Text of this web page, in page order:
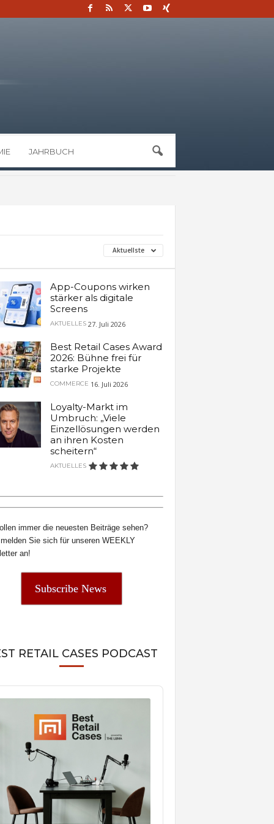
JAHRBUCH
Aktuellste
App-Coupons wirken
stärker als digitale
Screens
AKTUELLES 27. Juli 2026
Best Retail Cases Award
2026: Bühne frei für
starke Projekte
COMMERCE 16. Juli 2026
Loyalty-Markt im
Umbruch: „Viele
Einzellösungen werden
an ihren Kosten
scheitern“
AKTUELLES
immer die neuesten Beiträge sehen?
melden Sie sich für unseren WEEKLY
an!
Subscribe News
RETAIL CASES PODCAST